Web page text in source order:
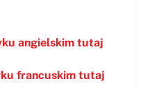
angielskim tutaj
francuskim tutaj